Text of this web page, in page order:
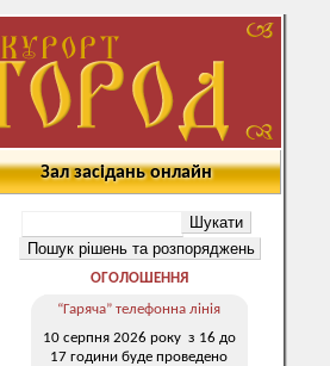
Зал засідань онлайн
ОГОЛОШЕННЯ
“Гаряча” телефонна лінія
10 серпня 2026 року з 16 до
17 години буде проведено